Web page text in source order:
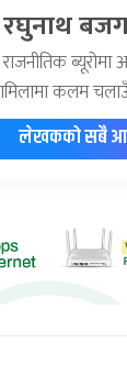
रघुनाथ
कलम
लेखकको सबै